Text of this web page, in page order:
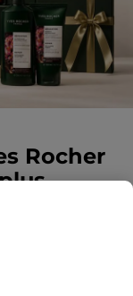
Rocher